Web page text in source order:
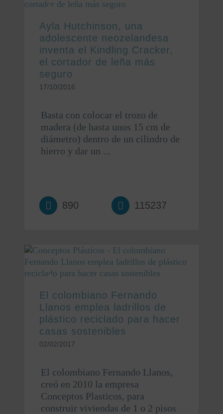
Ayla Hutchinson, una
adolescente neozelandesa
inventa el Kindling Cracker,
el cortador de leña más
seguro
17/10/2016
Basta con colocar el trozo de
madera (de hasta unos 15 cm de
diámetro) dentro de un cilindro de
hierro y dar un ...
890 115237
El colombiano Fernando
Llanos emplea ladrillos de
plástico reciclado para hacer
casas sostenibles
02/02/2017
El colombiano Fernando Llanos,
creó en 2010 la empresa
Conceptos Plasticos, para
construir viviendas de 1 o 2 pisos